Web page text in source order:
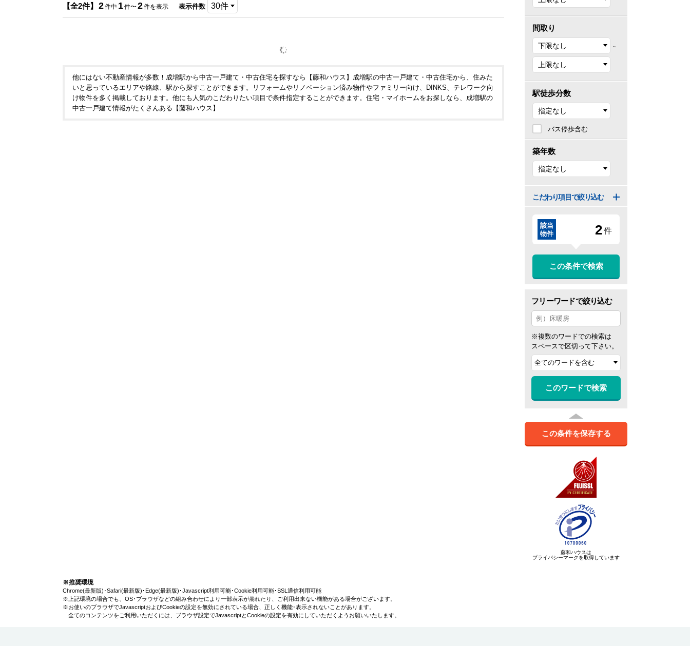
【全2件】 2件中 1件〜2件を表示 表示件数
他にはない不動産情報が多数！成増駅から中古一戸建て・中古住宅を探すなら【藤和ハウス】成増駅の中古一戸建て・中古住宅から、住みた
いと思っているエリアや路線、駅から探すことができます。リフォームやリノベーション済み物件やファミリー向け、DINKS、テレワーク向
け物件を多く掲載しております。他にも人気のこだわりたい項目で条件指定することができます。住宅・マイホームをお探しなら、成増駅の
中古一戸建て情報がたくさんある【藤和ハウス】
間取り
～
駅徒歩分数
バス停歩含む
築年数
こだわり項目で絞り込む
該当
物件
2件
この条件で検索
フリーワードで絞り込む
※複数のワードでの検索は
スペースで区切って下さい。
このワードで検索
この条件を保存する
藤和ハウスは
プライバシーマークを取得しています
※推奨環境
Chrome(最新版)･Safari(最新版)･Edge(最新版)･Javascript利用可能･Cookie利用可能･SSL通信利用可能
※上記環境の場合でも、OS･ブラウザなどの組み合わせにより一部表示が崩れたり、ご利用出来ない機能がある場合がございます。
※お使いのブラウザでJavascriptおよびCookieの設定を無効にされている場合、正しく機能･表示されないことがあります。
全てのコンテンツをご利用いただくには、ブラウザ設定でJavascriptとCookieの設定を有効にしていただくようお願いいたします。